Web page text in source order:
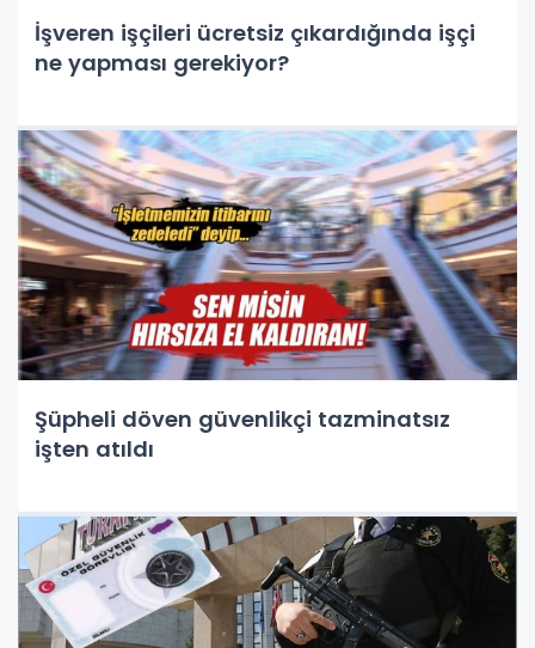
İşveren işçileri ücretsiz çıkardığında işçi
ne yapması gerekiyor?
Şüpheli döven güvenlikçi tazminatsız
işten atıldı